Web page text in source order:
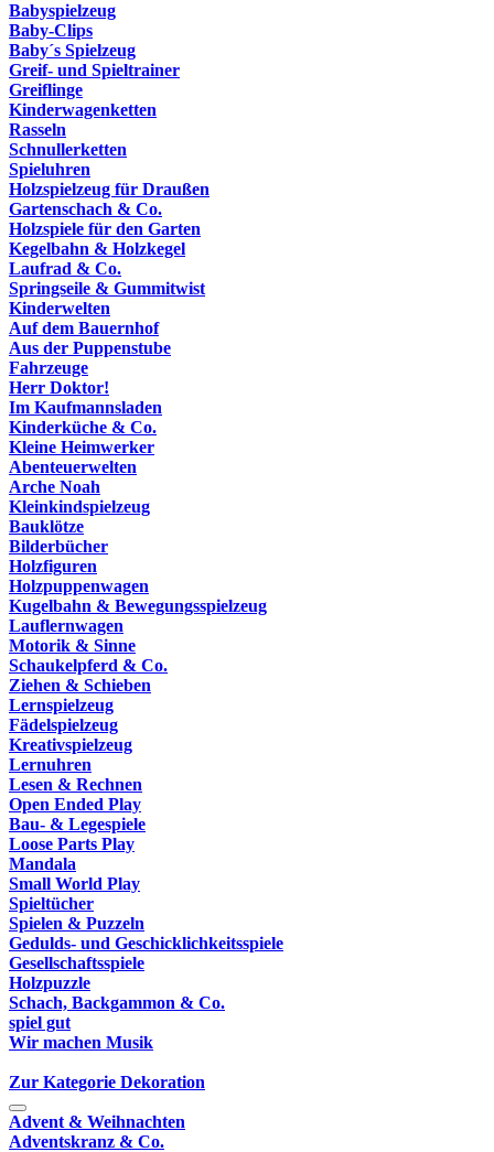
Babyspielzeug
Baby-Clips
Baby´s Spielzeug
Greif- und Spieltrainer
Greiflinge
Kinderwagenketten
Rasseln
Schnullerketten
Spieluhren
Holzspielzeug für Draußen
Gartenschach & Co.
Holzspiele für den Garten
Kegelbahn & Holzkegel
Laufrad & Co.
Springseile & Gummitwist
Kinderwelten
Auf dem Bauernhof
Aus der Puppenstube
Fahrzeuge
Herr Doktor!
Im Kaufmannsladen
Kinderküche & Co.
Kleine Heimwerker
Abenteuerwelten
Arche Noah
Kleinkindspielzeug
Bauklötze
Bilderbücher
Holzfiguren
Holzpuppenwagen
Kugelbahn & Bewegungsspielzeug
Lauflernwagen
Motorik & Sinne
Schaukelpferd & Co.
Ziehen & Schieben
Lernspielzeug
Fädelspielzeug
Kreativspielzeug
Lernuhren
Lesen & Rechnen
Open Ended Play
Bau- & Legespiele
Loose Parts Play
Mandala
Small World Play
Spieltücher
Spielen & Puzzeln
Gedulds- und Geschicklichkeitsspiele
Gesellschaftsspiele
Holzpuzzle
Schach, Backgammon & Co.
spiel gut
Wir machen Musik
Zur Kategorie Dekoration
Advent & Weihnachten
Adventskranz & Co.